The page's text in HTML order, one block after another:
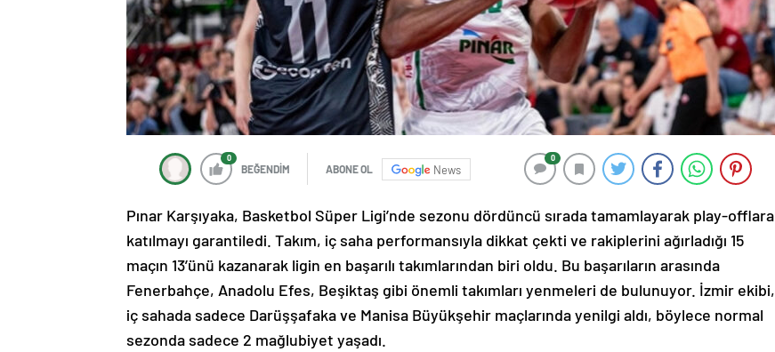
0
BEĞENDİM ABONE OL News
0
Pınar Karşıyaka, Basketbol Süper Ligi’nde sezonu dördüncü sırada tamamlayarak play-offlara
katılmayı garantiledi. Takım, iç saha performansıyla dikkat çekti ve rakiplerini ağırladığı 15
maçın 13’ünü kazanarak ligin en başarılı takımlarından biri oldu. Bu başarıların arasında
Fenerbahçe, Anadolu Efes, Beşiktaş gibi önemli takımları yenmeleri de bulunuyor. İzmir ekibi,
iç sahada sadece Darüşşafaka ve Manisa Büyükşehir maçlarında yenilgi aldı, böylece normal
sezonda sadece 2 mağlubiyet yaşadı.